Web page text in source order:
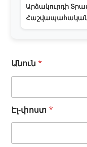
Արձակուրդի
Ա
Հ
ա
Անուն*
Էլ-փոստ*